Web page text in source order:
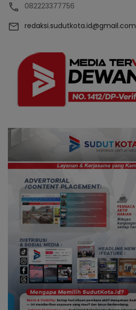
082223377756
redaksi.sudutkota.id@gmail.com